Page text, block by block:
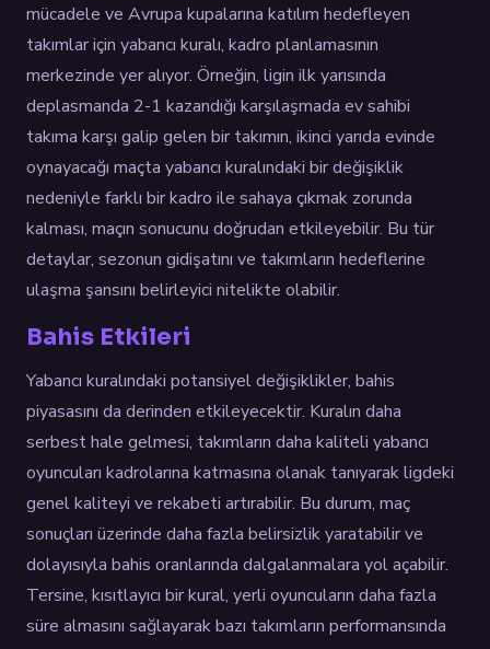
mücadele ve Avrupa kupalarına katılım hedefleyen
takımlar için yabancı kuralı, kadro planlamasının
merkezinde yer alıyor. Örneğin, ligin ilk yarısında
deplasmanda 2-1 kazandığı karşılaşmada ev sahibi
takıma karşı galip gelen bir takımın, ikinci yarıda evinde
oynayacağı maçta yabancı kuralındaki bir değişiklik
nedeniyle farklı bir kadro ile sahaya çıkmak zorunda
kalması, maçın sonucunu doğrudan etkileyebilir. Bu tür
detaylar, sezonun gidişatını ve takımların hedeflerine
ulaşma şansını belirleyici nitelikte olabilir.
Bahis Etkileri
Yabancı kuralındaki potansiyel değişiklikler, bahis
piyasasını da derinden etkileyecektir. Kuralın daha
serbest hale gelmesi, takımların daha kaliteli yabancı
oyuncuları kadrolarına katmasına olanak tanıyarak ligdeki
genel kaliteyi ve rekabeti artırabilir. Bu durum, maç
sonuçları üzerinde daha fazla belirsizlik yaratabilir ve
dolayısıyla bahis oranlarında dalgalanmalara yol açabilir.
Tersine, kısıtlayıcı bir kural, yerli oyuncuların daha fazla
süre almasını sağlayarak bazı takımların performansında